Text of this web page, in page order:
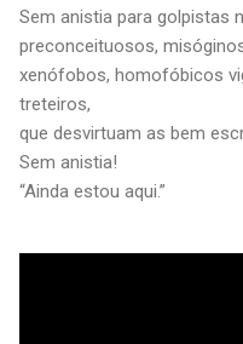
Sem anistia para golpistas
preconceituosos,
xenófobos, homofóbicos
treteiros,
que desvirtuam as bem
Sem anistia!
“Ainda estou aqui.”